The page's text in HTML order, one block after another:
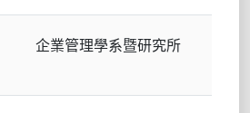
企業管理學系暨研究所